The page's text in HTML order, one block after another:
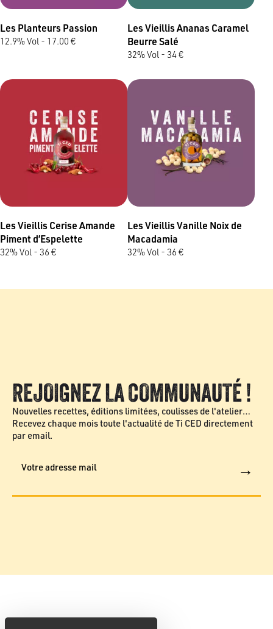
Les Planteurs Passion
12.9% Vol - 17.00 €
Les Vieillis Ananas Caramel
Beurre Salé
32% Vol - 34 €
Les Vieillis Cerise Amande
Piment d’Espelette
32% Vol - 36 €
Les Vieillis Vanille Noix de
Macadamia
32% Vol - 36 €
REJOIGNEZ LA COMMUNAUTÉ !
Nouvelles recettes, éditions limitées, coulisses de l'atelier…
Recevez chaque mois toute l'actualité de Ti CED directement
par email.